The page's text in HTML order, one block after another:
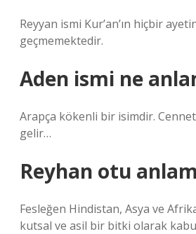
Reyyan ismi Kur’an’ın hiçbir
geçmemektedir.
Aden ismi ne
Arapça kökenli bir isimdir.
gelir…
Reyhan otu
Fesleğen Hindistan, Asya ve
kutsal ve asil bir bitki olarak